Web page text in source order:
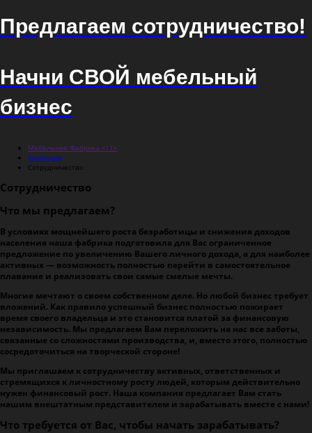
Предлагаем сотрудничество!
Начни СВОЙ мебельный
бизнес
Мебельная Фабрика «11»
Компания
Сотрудничество
Сотрудничество
Что мы предлагаем?
В условиях мощнейшего роста безработицы и снижения доходов
населения наша фабрика подготовила для Вас ограниченное
предложение по увеличению Вашего личного дохода, а для наиболее
активных — возможность полностью перейти в самостоятельное
плавание и реализовать свои самые смелые мечты.
Многие мечтают о своем собственном деле. Но любой бизнес требует
вложений. Как правило успешный бизнес полностью пожирает
время своего владельца и это становится платой за финансовую
независимость. Мы предлагаем Вам переложить на нас все заботы,
связанные со сложностями производства, и, вместо этого, полностью
сосредоточиться на творческой стороне!
Мы приглашаем к сотрудничеству активных, ответственных и
стремящихся к личностному росту людей, которым действительно
нужен финансовый рост. Наша компания предлагает Вам стать
нашим внештатным представителем и зарабатывать вместе с нами!
Что требуется от Вас, чтобы начать зарабатывать?